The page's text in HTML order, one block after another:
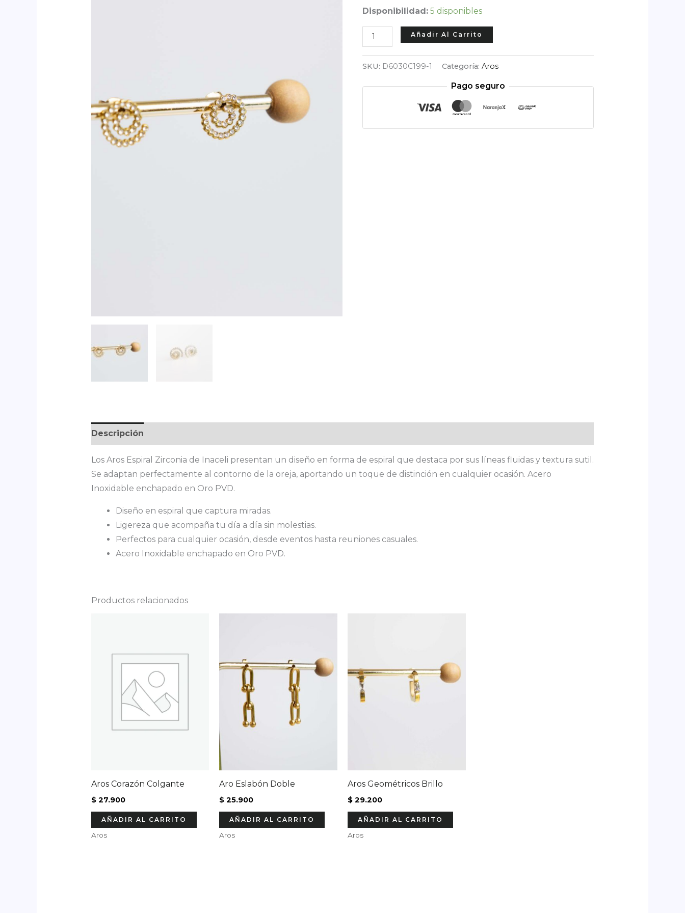
Disponibilidad: 5 disponibles
Aros
Espiral
Zirconia
Añadir Al Carrito
SKU: D6030C199-1 Categoría:Aros
Pago seguro
Descripción
Los Aros Espiral Zirconia de Inaceli presentan un diseño en forma de espiral que destaca por sus líneas fluidas y textura sutil.
Se adaptan perfectamente al contorno de la oreja, aportando un toque de distinción en cualquier ocasión. Acero
Inoxidable enchapado en Oro PVD.
Diseño en espiral que captura miradas.
Ligereza que acompaña tu día a día sin molestias.
Perfectos para cualquier ocasión, desde eventos hasta reuniones casuales.
Acero Inoxidable enchapado en Oro PVD.
Productos relacionados
Aros Corazón Colgante
$27.900
AÑADIR AL CARRITO
Aros
Aro Eslabón Doble
$ 25.900
AÑADIR AL CARRITO
Aros
Aros Geométricos Brillo
$ 29.200
AÑADIR AL CARRITO
Aros